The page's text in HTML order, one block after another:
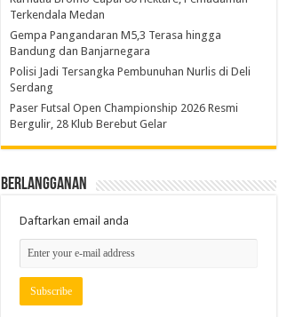
Terkendala Medan
Gempa Pangandaran M5,3 Terasa hingga
Bandung dan Banjarnegara
Polisi Jadi Tersangka Pembunuhan Nurlis di Deli
Serdang
Paser Futsal Open Championship 2026 Resmi
Bergulir, 28 Klub Berebut Gelar
Berlangganan
Daftarkan email anda